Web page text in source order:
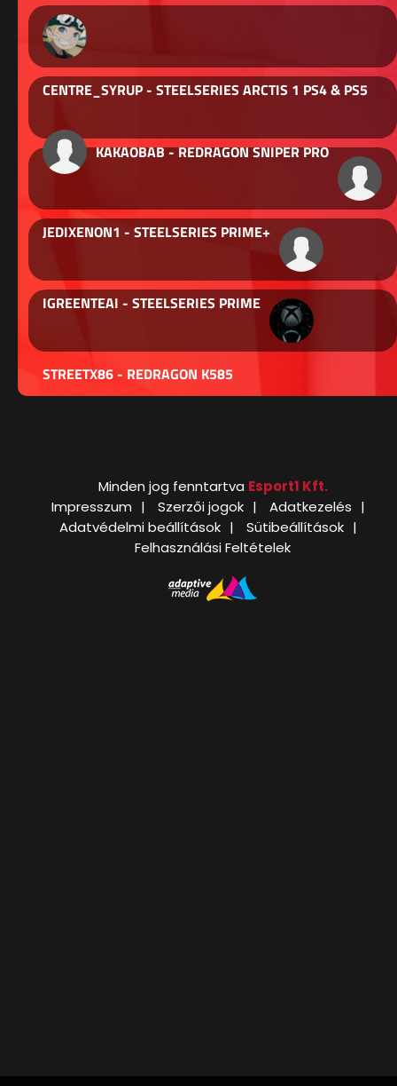
CENTRE_SYRUP - STEELSERIES ARCTIS 1 PS4 & PS5
KAKAOBAB - REDRAGON SNIPER PRO
JEDIXENON1 - STEELSERIES PRIME+
IGREENTEAI - STEELSERIES PRIME
STREETX86 - REDRAGON K585
Minden jog fenntartva Esport1 Kft.
Impresszum
Szerzői jogok
Adatkezelés
Adatvédelmi beállítások
Sütibeállítások
Felhasználási Feltételek